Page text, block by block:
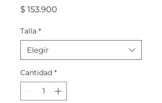
$ 153.900
Talla *
Elegir
Cantidad *